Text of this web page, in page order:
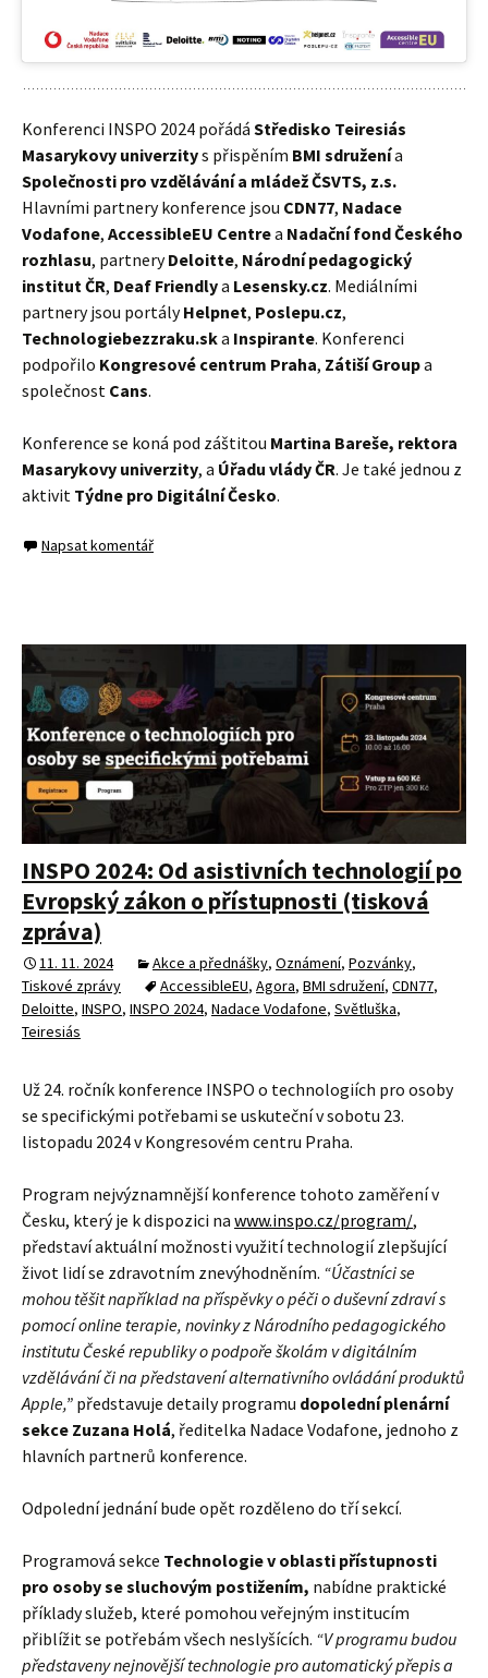
Konferenci INSPO 2024 pořádá Středisko Teiresiás
Masarykovy univerzitys přispěním BMI sdruženía
Společnosti pro vzdělávání a mládež ČSVTS, z.s.
Hlavními partnery konference jsou CDN77, Nadace
Vodafone, AccessibleEU Centrea Nadační fond Českého
rozhlasu, partneryDeloitte, Národní pedagogický
institut ČR, Deaf Friendlya Lesensky.cz. Mediálními
partnery jsou portályHelpnet, Poslepu.cz,
Technologiebezzraku.ska Inspirante. Konferenci
podpořilo Kongresové centrum Praha, Zátiší Groupa
společnost Cans.
Konference se koná pod záštitou Martina Bareše, rektora
Masarykovy univerzity, a Úřadu vlády ČR. Je také jednou z
aktivit Týdne pro Digitální Česko.
Napsat komentář
INSPO 2024: Od asistivních technologií po
Evropský zákon o přístupnosti (tisková
zpráva)
11. 11. 2024 Akce a přednášky, Oznámení, Pozvánky,
Tiskové zprávy
AccessibleEU, Agora, BMI sdružení, CDN77,
Deloitte, INSPO, INSPO 2024, Nadace Vodafone, Světluška,
Teiresiás
Už 24. ročník konference INSPO o technologiích pro osoby
se specifickými potřebami se uskuteční v sobotu 23.
listopadu 2024 v Kongresovém centru Praha.
Program nejvýznamnější konference tohoto zaměření v
Česku, který je k dispozici na www.inspo.cz/program/,
představí aktuální možnosti využití technologií zlepšující
život lidí se zdravotním znevýhodněním. “Účastníci se
mohou těšit například na příspěvky o péči o duševní zdraví s
pomocí online terapie, novinky z Národního pedagogického
institutu České republiky o podpoře školám v digitálním
vzdělávání či na představení alternativního ovládání produktů
Apple,” představuje detaily programu dopolední plenární
sekce Zuzana Holá, ředitelka Nadace Vodafone, jednoho z
hlavních partnerů konference.
Odpolední jednání bude opět rozděleno do tří sekcí.
Programová sekce Technologie v oblasti přístupnosti
pro osoby se sluchovým postižením, nabídne praktické
příklady služeb, které pomohou veřejným institucím
přiblížit se potřebám všech neslyšících. “V programu budou
představeny nejnovější technologie pro automatický přepis a